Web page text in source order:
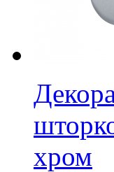
хром